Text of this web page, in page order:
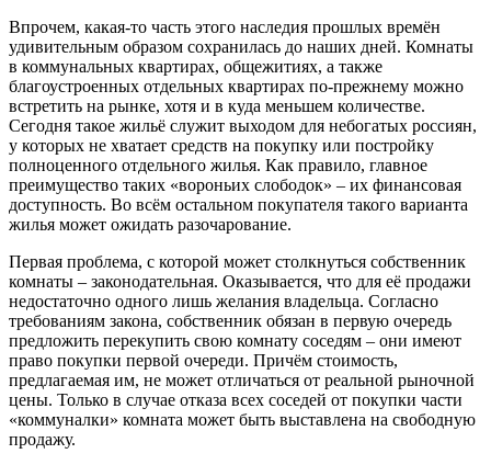
Впрочем, какая-то часть этого наследия прошлых времён
удивительным образом сохранилась до наших дней. Комнаты
в коммунальных квартирах, общежитиях, а также
благоустроенных отдельных квартирах по-прежнему можно
встретить на рынке, хотя и в куда меньшем количестве.
Сегодня такое жильё служит выходом для небогатых россиян,
у которых не хватает средств на покупку или постройку
полноценного отдельного жилья. Как правило, главное
преимущество таких «вороньих слободок» – их финансовая
доступность. Во всём остальном покупателя такого варианта
жилья может ожидать разочарование.
Первая проблема, с которой может столкнуться собственник
комнаты – законодательная. Оказывается, что для её продажи
недостаточно одного лишь желания владельца. Согласно
требованиям закона, собственник обязан в первую очередь
предложить перекупить свою комнату соседям – они имеют
право покупки первой очереди. Причём стоимость,
предлагаемая им, не может отличаться от реальной рыночной
цены. Только в случае отказа всех соседей от покупки части
«коммуналки» комната может быть выставлена на свободную
продажу.